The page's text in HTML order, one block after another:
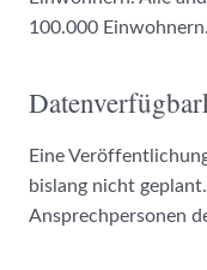
100.000 Einwohnern.
Eine
bislang nicht
Ansprechpersonen